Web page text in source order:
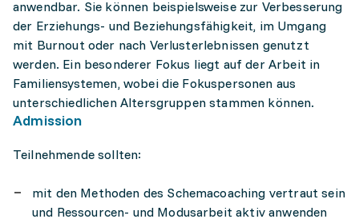
anwendbar. Sie können beispielsweise zur Verbesserung
der Erziehungs- und Beziehungsfähigkeit, im Umgang
mit Burnout oder nach Verlusterlebnissen genutzt
werden. Ein besonderer Fokus liegt auf der Arbeit in
Familiensystemen, wobei die Fokuspersonen aus
unterschiedlichen Altersgruppen stammen können.
Admission
Teilnehmende sollten:
mit den Methoden des Schemacoaching vertraut sein
und Ressourcen- und Modusarbeit aktiv anwenden